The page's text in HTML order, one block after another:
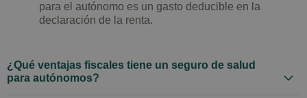
para el autónomo es un gasto deducible en la
declaración de la renta.
¿Qué ventajas fiscales tiene un seguro de salud
para autónomos?